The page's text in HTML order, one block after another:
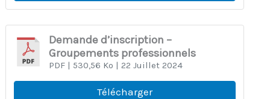
Demande d’inscription –
Groupements professionnels
PDF| 530,56 Ko | 22 Juillet 2024
Télécharger